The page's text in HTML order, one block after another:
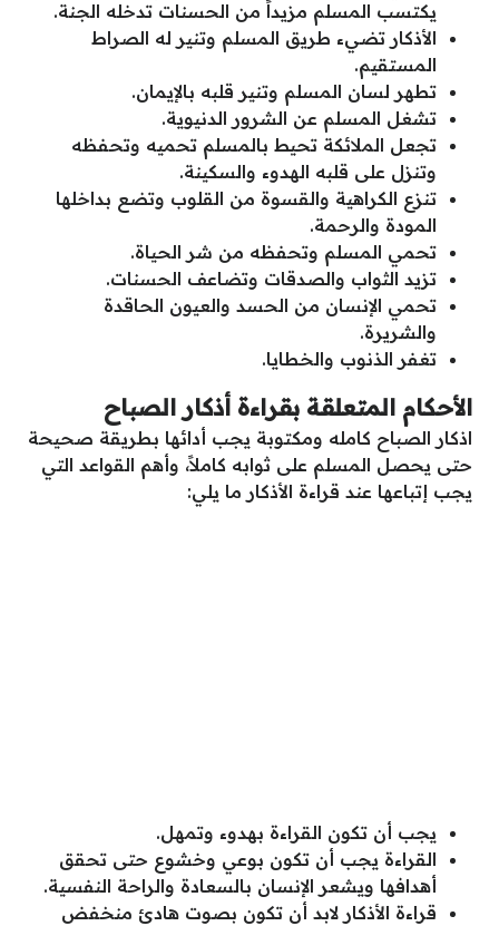
يكتسب المسلم مزيداً من الحسنات تدخله الجنة.
الأذكار تضيء طريق المسلم وتنير له الصراط
المستقيم.
تطهر لسان المسلم وتنير قلبه بالإيمان.
تشغل المسلم عن الشرور الدنيوية.
تجعل الملائكة تحيط بالمسلم تحميه وتحفظه
وتنزل على قلبه الهدوء والسكينة.
تنزع الكراهية والقسوة من القلوب وتضع بداخلها
المودة والرحمة.
تحمي المسلم وتحفظه من شر الحياة.
تزيد الثواب والصدقات وتضاعف الحسنات.
تحمي الإنسان من الحسد والعيون الحاقدة
والشريرة.
تغفر الذنوب والخطايا.
الأحكام المتعلقة بقراءة أذكار الصباح
اذكار الصباح كامله ومكتوبة يجب أدائها بطريقة صحيحة
حتى يحصل المسلم على ثوابه كاملاً، وأهم القواعد التي
يجب إتباعها عند قراءة الأذكار ما يلي:
يجب أن تكون القراءة بهدوء وتمهل.
القراءة يجب أن تكون بوعي وخشوع حتى تحقق
أهدافها ويشعر الإنسان بالسعادة والراحة النفسية.
قراءة الأذكار لابد أن تكون بصوت هادئ منخفض